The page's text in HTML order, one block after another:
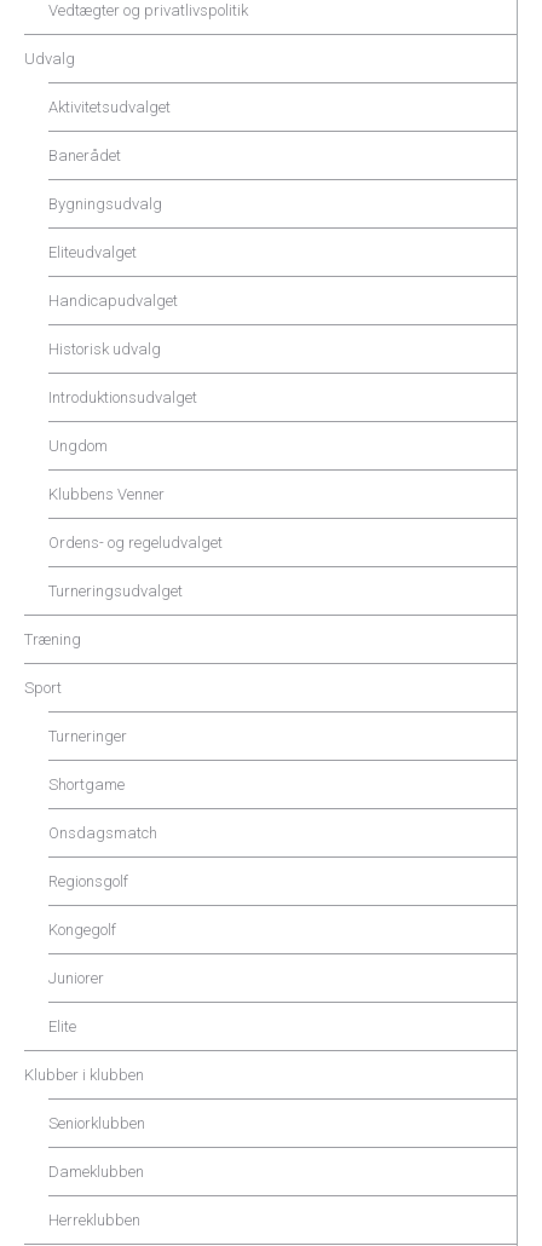
Vedtægter og privatlivspolitik
Udvalg
Aktivitetsudvalget
Banerådet
Bygningsudvalg
Eliteudvalget
Handicapudvalget
Historisk udvalg
Introduktionsudvalget
Ungdom
Klubbens Venner
Ordens- og regeludvalget
Turneringsudvalget
Træning
Sport
Turneringer
Shortgame
Onsdagsmatch
Regionsgolf
Kongegolf
Juniorer
Elite
Klubber i klubben
Seniorklubben
Dameklubben
Herreklubben